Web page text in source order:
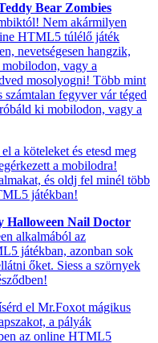
Bear Zombies
Nem akármilyen
HTML5 túlélő játék
nevetségesen hangzik,
mobilodon, vagy a
mosolyogni! Több mint
fegyver vár téged
ki mobilodon, vagy a
a köteleket és etesd meg
a mobilodra!
és oldj fel minél több
játékban!
Halloween Nail Doctor
alkalmából az
játékban, azonban sok
őket. Siess a szörnyek
el Mr.Foxot mágikus
a pályák
az online HTML5